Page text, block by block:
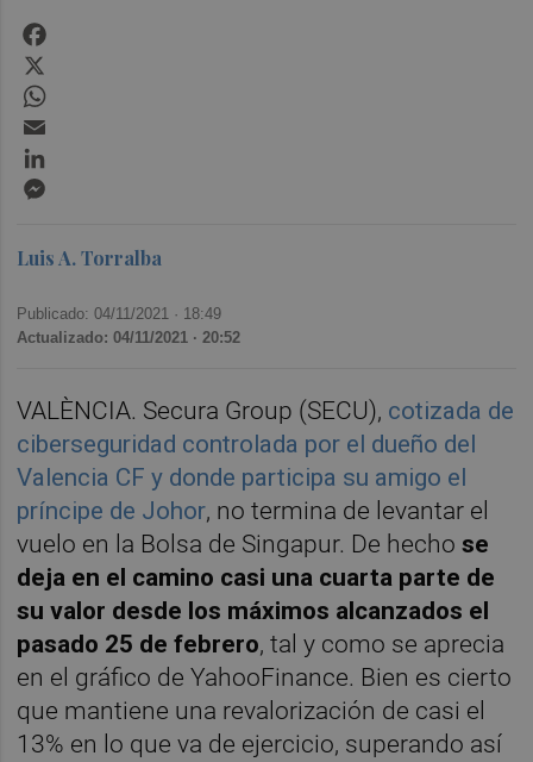
Luis A. Torralba
Publicado: 04/11/2021 · 18:49
Actualizado: 04/11/2021 · 20:52
VALÈNCIA. Secura Group (SECU), cotizada de
ciberseguridad controlada por el dueño del
Valencia CF y donde participa su amigo el
príncipe de Johor, no termina de levantar el
vuelo en la Bolsa de Singapur. De hechose
deja en el camino casi una cuarta parte de
su valor desde los máximos alcanzados el
pasado 25 de febrero, tal y como se aprecia
en el gráfico de YahooFinance. Bien es cierto
que mantiene una revalorización de casi el
13% en lo que va de ejercicio, superando así